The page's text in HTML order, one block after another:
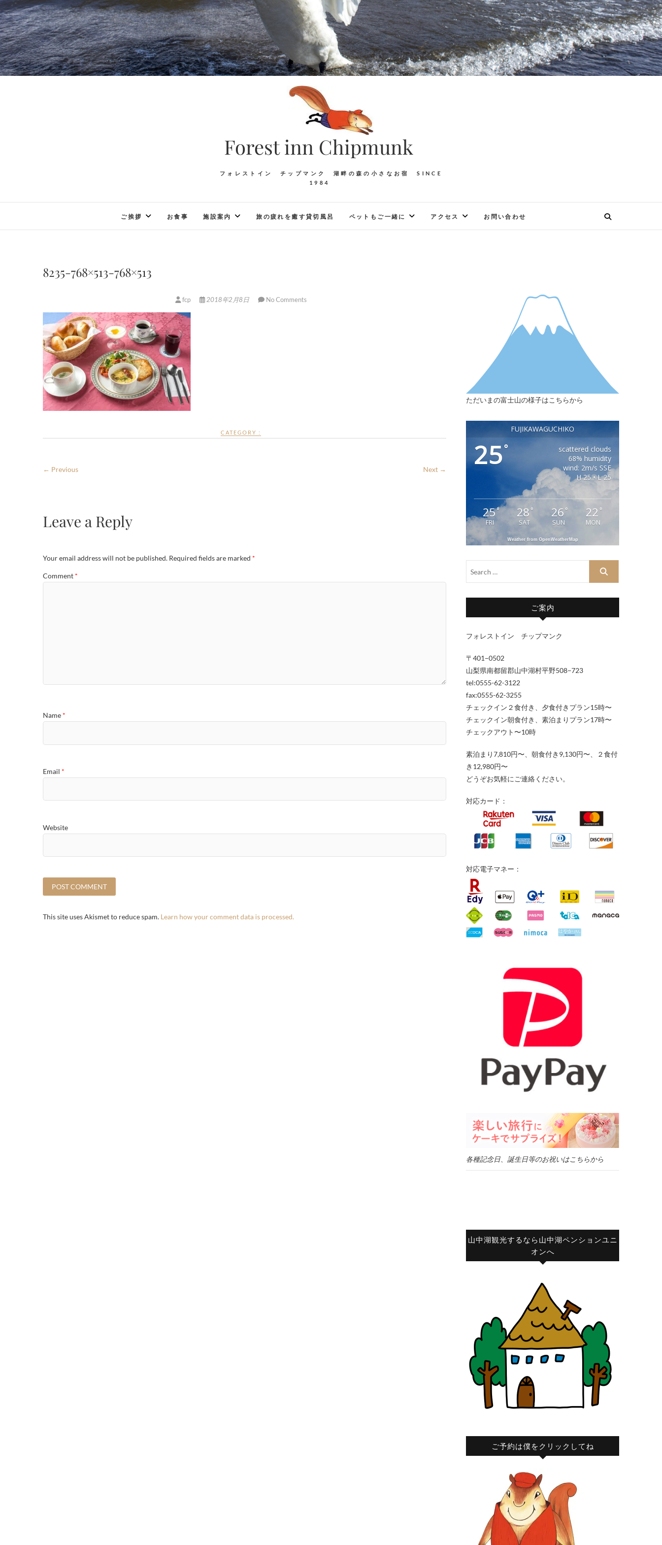
Forest inn Chipmunk
フォレストイン チップマンク 湖畔の森の小さなお宿 SINCE
1984
ご挨拶 お食事 施設案内 旅の疲れを癒す貸切風呂 ペットもご一緒に アクセス お問い合わせ
8235-768×513-768×513
fcp 2018年2月8日 No Comments
CATEGORY :
← Previous Next →
Leave a Reply
Your email address will not be published. Required fields are marked *
Comment *
Name *
Email *
Website
This site uses Akismet to reduce spam. Learn how your comment data is processed.
ただいまの富士山の様子はこちらから
FUJIKAWAGUCHIKO
25°
scattered clouds
68% humidity
wind: 2m/s SSE
H 25 • L 25
25°
FRI
28 °
SAT
26°
SUN
22 °
MON
Weather from OpenWeatherMap
ご案内
フォレストイン チップマンク
〒401−0502
山梨県南都留郡山中湖村平野508−723
tel:0555-62-3122
fax:0555-62-3255
チェックイン２食付き、夕食付きプラン15時〜
チェックイン朝食付き、素泊まりプラン17時〜
チェックアウト〜10時
素泊まり7,810円〜、朝食付き9,130円〜、２食付
き12,980円〜
どうぞお気軽にご連絡ください。
対応カード：
対応電子マネー：
各種記念日、誕生日等のお祝いはこちらから
山中湖観光するなら山中湖ペンションユニ
オンへ
ご予約は僕をクリックしてね